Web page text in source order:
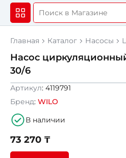
Главная Каталог Насосы
Насос
30/6
Артикул: 4119791
Бренд: WILO
В наличии
73 270 ₸